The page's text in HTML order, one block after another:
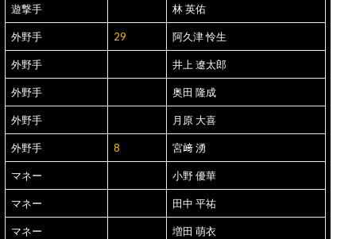
遊撃手 林 英佑
外野手 29 阿久津 怜生
外野手 井上 遼太郎
外野手 奥田 隆成
外野手 月原 大喜
外野手 8 宮﨑 湧
マネー 小野 優華
マネー 田中 平祐
マネー 増田 萌衣